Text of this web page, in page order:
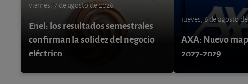
viernes, 7 de agosto de 2026
Enel: los resultados semestrales
confirman la solidez del negocio
eléctrico
jueves, 6 de agosto
AXA: Nuevo
2027-2029